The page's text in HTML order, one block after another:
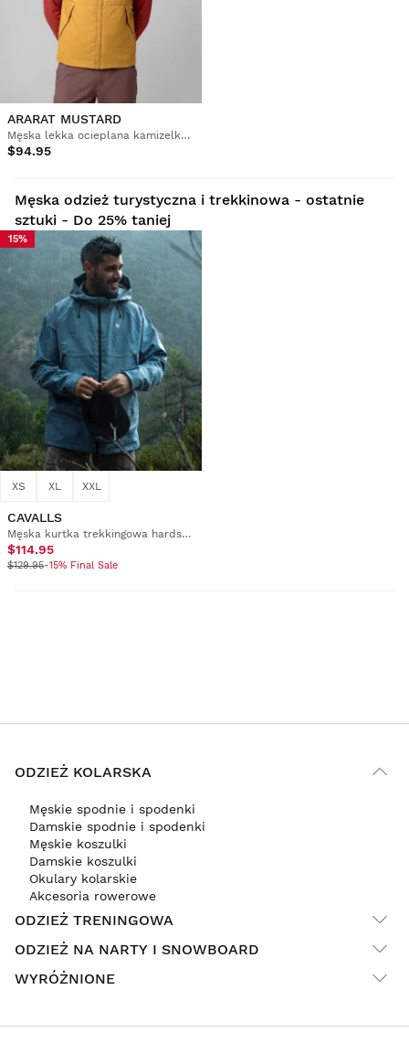
ARARAT MUSTARD
Męska lekka ocieplana kamizelka trekkingowa
$94.95
Męska odzież turystyczna i trekkinowa - ostatnie
sztuki - Do 25% taniej
15%
XS XL XXL
CAVALLS
Męska kurtka trekkingowa hardshell
$114.95
$129.95-15% Final Sale
ODZIEŻ KOLARSKA
Męskie spodnie i spodenki
Damskie spodnie i spodenki
Męskie koszulki
Damskie koszulki
Okulary kolarskie
Akcesoria rowerowe
ODZIEŻ TRENINGOWA
ODZIEŻ NA NARTY I SNOWBOARD
WYRÓŻNIONE